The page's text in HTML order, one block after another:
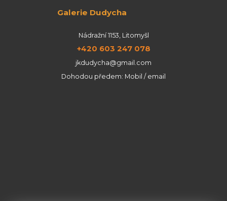
Galerie Dudycha
Nádražní 1153, Litomyšl
+420 603 247 078
jkdudycha@gmail.com
Dohodou předem: Mobil / email